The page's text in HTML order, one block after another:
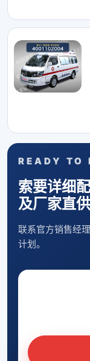
READY TO
索要详细
及厂家直
联系官方销售经
计划。